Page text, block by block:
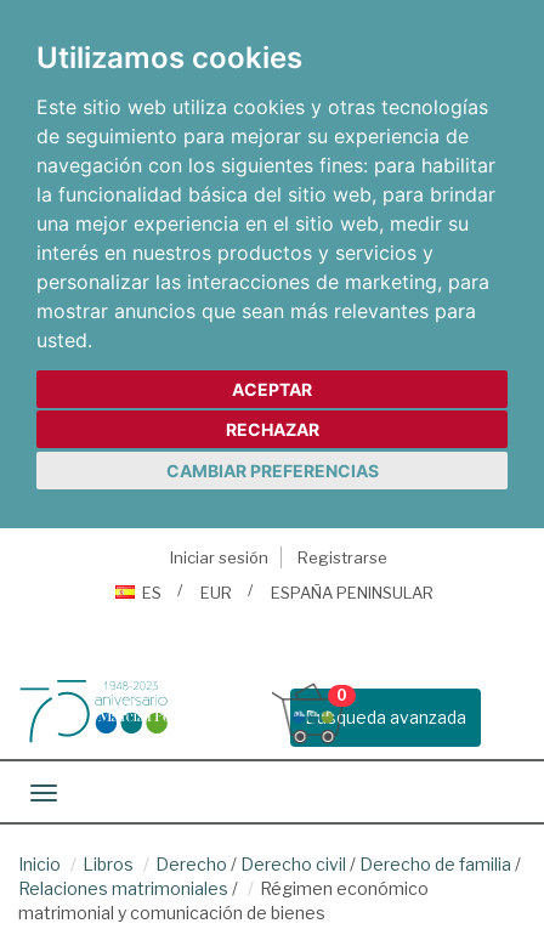
Utilizamos cookies
Este sitio web utiliza cookies y otras tecnologías
de seguimiento para mejorar su experiencia de
navegación con los siguientes fines: para habilitar
la funcionalidad básica del sitio web, para brindar
una mejor experiencia en el sitio web, medir su
interés en nuestros productos y servicios y
personalizar las interacciones de marketing, para
mostrar anuncios que sean más relevantes para
usted.
ACEPTAR
RECHAZAR
CAMBIAR PREFERENCIAS
Iniciar sesión
Registrarse
ES
EUR ESPAÑA PENINSULAR
Busqueda avanzada
0
Toggle navigation
Inicio Libros Derecho / Derecho civil / Derecho de familia /
Relaciones matrimoniales /
Régimen económico
matrimonial y comunicación de bienes